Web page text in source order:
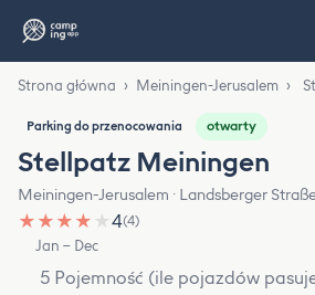
Strona główna › Meiningen-Jerusalem ›
Parking do przenocowania otwarty
Stellpatz Meiningen
Meiningen-Jerusalem · Landsberger
★ ★ ★ ★ ★4(4)
Jan – Dec
5 Pojemność (ile pojazdów